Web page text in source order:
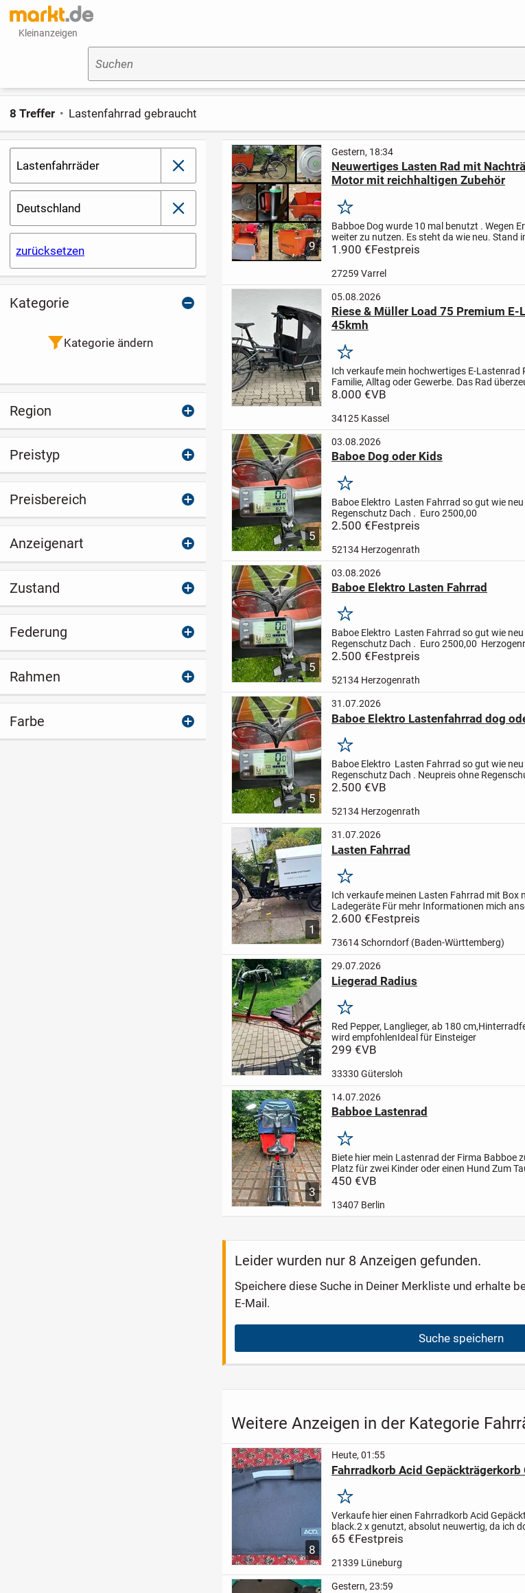
Kleinanzeigen
Suchen
Lastenfahrräder schließen
Deutschland schließen
zurücksetzen
8 Treffer Lastenfahrrad gebraucht
9
Gestern, 18:34
Neuwertiges Lasten Rad mit
Motor mit reichhaltigen Zubehör
Merken
Babboe Dog wurde 10 mal benutzt . Wegen
weiter zu nutzen. Es steht da wie neu. Stand
wurde ein Pendix Motor eingebaut vom
1.900 €Festpreis
27259 Varrel
1
05.08.2026
Riese & Müller Load 75 Premium
45kmh
Merken
Ich verkaufe mein hochwertiges E-Lastenrad
Familie, Alltag oder Gewerbe. Das Rad
Transportkapazität, starke Motorleistung und
8.000 €VB
34125 Kassel
5
03.08.2026
Baboe Dog oder Kids
Merken
Baboe Elektro Lasten Fahrrad so gut wie
Regenschutz Dach . Euro 2500,00
2.500 €Festpreis
52134 Herzogenrath
5
03.08.2026
Baboe Elektro Lasten Fahrrad
Merken
Baboe Elektro Lasten Fahrrad so gut wie
Regenschutz Dach . Euro 2500,00
2.500 €Festpreis
52134 Herzogenrath
5
31.07.2026
Baboe Elektro Lastenfahrrad dog
Merken
Baboe Elektro Lasten Fahrrad so gut wie
Regenschutz Dach . Neupreis ohne
Regenschutz Euro 2500,00
2.500 €VB
52134 Herzogenrath
1
31.07.2026
Lasten Fahrrad
Merken
Ich verkaufe meinen Lasten Fahrrad mit Box
LadegeräteFür mehr Informationen mich
2.600 €Festpreis
73614 Schorndorf (Baden-Württemberg)
1
29.07.2026
Liegerad Radius
Merken
Red Pepper, Langlieger, ab 180 cm,
wird empfohlenIdeal für Einsteiger
299 €VB
33330 Gütersloh
3
14.07.2026
Babboe Lastenrad
Merken
Biete hier mein Lastenrad der Firma Babboe
Platz für zwei Kinder oder einen Hund Zum
mit Wertausgleich je nachdem
450 €VB
13407 Berlin
Leider wurden nur 8 Anzeigen gefunden.
Speichere diese Suche in Deiner Merkliste und erhalte
E-Mail.
Suche speichern
Weitere Anzeigen in der Kategorie
8
Heute, 01:55
Fahrradkorb Acid
Merken
Verkaufe hier einen Fahrradkorb Acid
black.2 x genutzt, absolut neuwertig, da ich
bevorzuge.Kompatibel mit allen RILink
65 €Festpreis
21339 Lüneburg
Gestern, 23:59
Kategorie
Kategorie ändern
Region
Preistyp
Preisbereich
Anzeigenart
Zustand
Federung
Rahmen
Farbe